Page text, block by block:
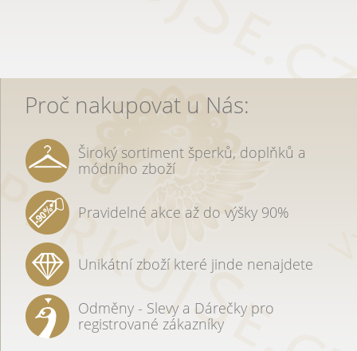
Proč nakupovat u Nás:
Široký sortiment šperků, doplňků a
módního zboží
Pravidelné akce až do výšky 90%
Unikátní zboží které jinde nenajdete
Odměny - Slevy a Dárečky pro
registrované zákazníky